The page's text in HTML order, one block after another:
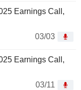
Earnings Call,
03/03
Earnings Call,
03/11